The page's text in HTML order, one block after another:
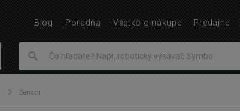
Sencor
Blog Poradňa Všetko o nákupe Predajne